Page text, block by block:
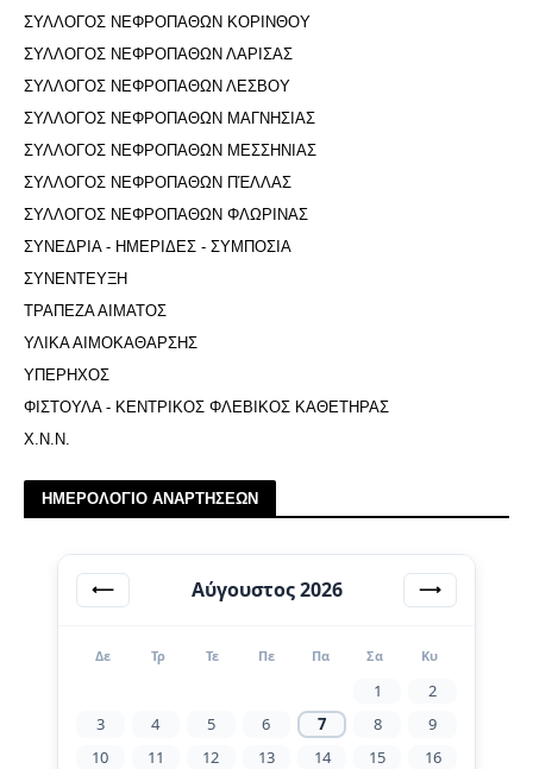
ΣΥΛΛΟΓΟΣ ΝΕΦΡΟΠΑΘΩΝ ΚΟΡΙΝΘΟΥ
ΣΥΛΛΟΓΟΣ ΝΕΦΡΟΠΑΘΩΝ ΛΑΡΙΣΑΣ
ΣΥΛΛΟΓΟΣ ΝΕΦΡΟΠΑΘΩΝ ΛΕΣΒΟΥ
ΣΥΛΛΟΓΟΣ ΝΕΦΡΟΠΑΘΩΝ ΜΑΓΝΗΣΙΑΣ
ΣΥΛΛΟΓΟΣ ΝΕΦΡΟΠΑΘΩΝ ΜΕΣΣΗΝΙΑΣ
ΣΥΛΛΟΓΟΣ ΝΕΦΡΟΠΑΘΩΝ ΠΈΛΛΑΣ
ΣΥΛΛΟΓΟΣ ΝΕΦΡΟΠΑΘΩΝ ΦΛΩΡΙΝΑΣ
ΣΥΝΕΔΡΙΑ - ΗΜΕΡΙΔΕΣ - ΣΥΜΠΟΣΙΑ
ΣΥΝΕΝΤΕΥΞΗ
ΤΡΑΠΕΖΑ ΑΙΜΑΤΟΣ
ΥΛΙΚΑ ΑΙΜΟΚΑΘΑΡΣΗΣ
ΥΠΕΡΗΧΟΣ
ΦΙΣΤΟΥΛΑ - ΚΕΝΤΡΙΚΟΣ ΦΛΕΒΙΚΟΣ ΚΑΘΕΤΗΡΑΣ
Χ.Ν.Ν.
ΗΜΕΡΟΛΟΓΙΟ ΑΝΑΡΤΗΣΕΩΝ
⟵ Αύγουστος 2026 ⟶
Δε Τρ Τε Πε Πα Σα Κυ
1
2
3
4 5 6 7 8
9
10
11 12 13 14 15
16